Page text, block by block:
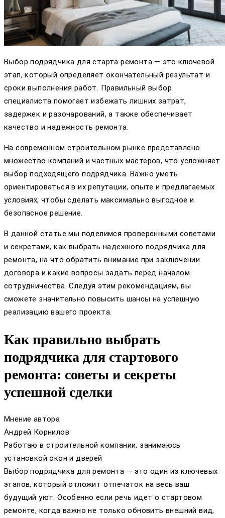
Выбор подрядчика для старта ремонта — это ключевой
этап, который определяет окончательный результат и
сроки выполнения работ. Правильный выбор
специалиста помогает избежать лишних затрат,
задержек и разочарований, а также обеспечивает
качество и надежность ремонта.
На современном строительном рынке представлено
множество компаний и частных мастеров, что усложняет
выбор подходящего подрядчика. Важно уметь
ориентироваться в их репутации, опыте и предлагаемых
условиях, чтобы сделать максимально выгодное и
безопасное решение.
В данной статье мы поделимся проверенными советами
и секретами, как выбрать надежного подрядчика для
ремонта, на что обратить внимание при заключении
договора и какие вопросы задать перед началом
сотрудничества. Следуя этим рекомендациям, вы
сможете значительно повысить шансы на успешную
реализацию вашего проекта.
Как правильно выбрать
подрядчика для стартового
ремонта: советы и секреты
успешной сделки
Мнение автора
Андрей Корнилов
Работаю в строительной компании, занимаюсь
установкой окон и дверей
Выбор подрядчика для ремонта — это один из ключевых
этапов, который отложит отпечаток на весь ваш
будущий уют. Особенно если речь идет о стартовом
ремонте, когда важно не только обновить внешний вид,